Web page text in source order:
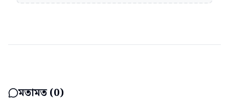
মতামত (0)